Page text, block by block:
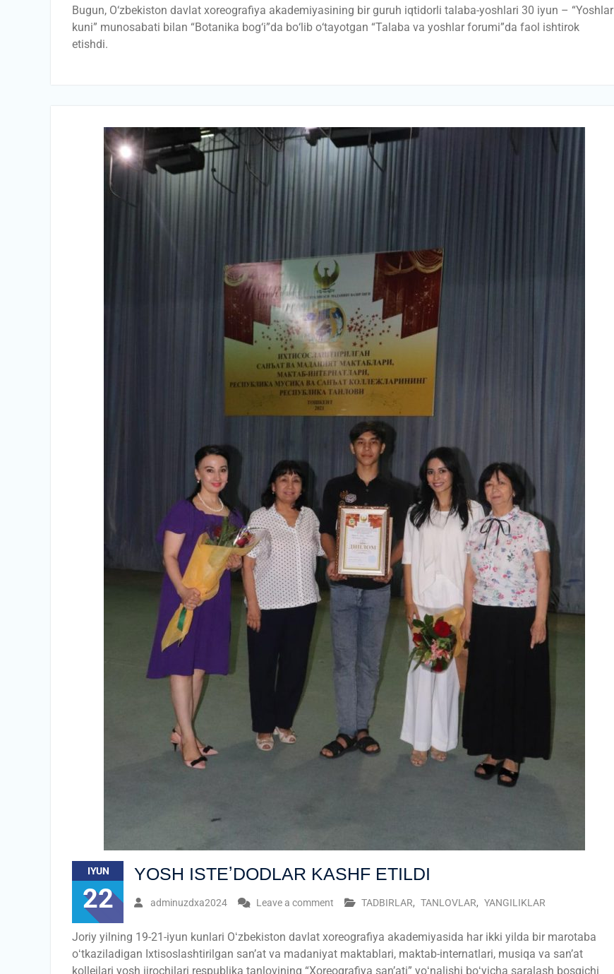
Bugun, О‘zbekiston davlat xoreografiya akademiyasining bir guruh iqtidorli talaba-yoshlari 30 iyun – “Yoshlar
kuni” munosabati bilan “Botanika bog‘i”da bо‘lib о‘tayotgan “Talaba va yoshlar forumi”da faol ishtirok
etishdi.
IYUN
22
YOSH ISTEʼDODLAR KASHF ETILDI
adminuzdxa2024 Leave a comment TADBIRLAR, TANLOVLAR, YANGILIKLAR
Joriy yilning 19-21-iyun kunlari Oʻzbekiston davlat xoreografiya akademiyasida har ikki yilda bir marotaba
oʻtkaziladigan Ixtisoslashtirilgan sanʼat va madaniyat maktablari, maktab-internatlari, musiqa va sanʼat
kollejlari yosh ijrochilari respublika tanlovining “Xoreografiya sanʼati” yoʻnalishi boʻyicha saralash bosqichi